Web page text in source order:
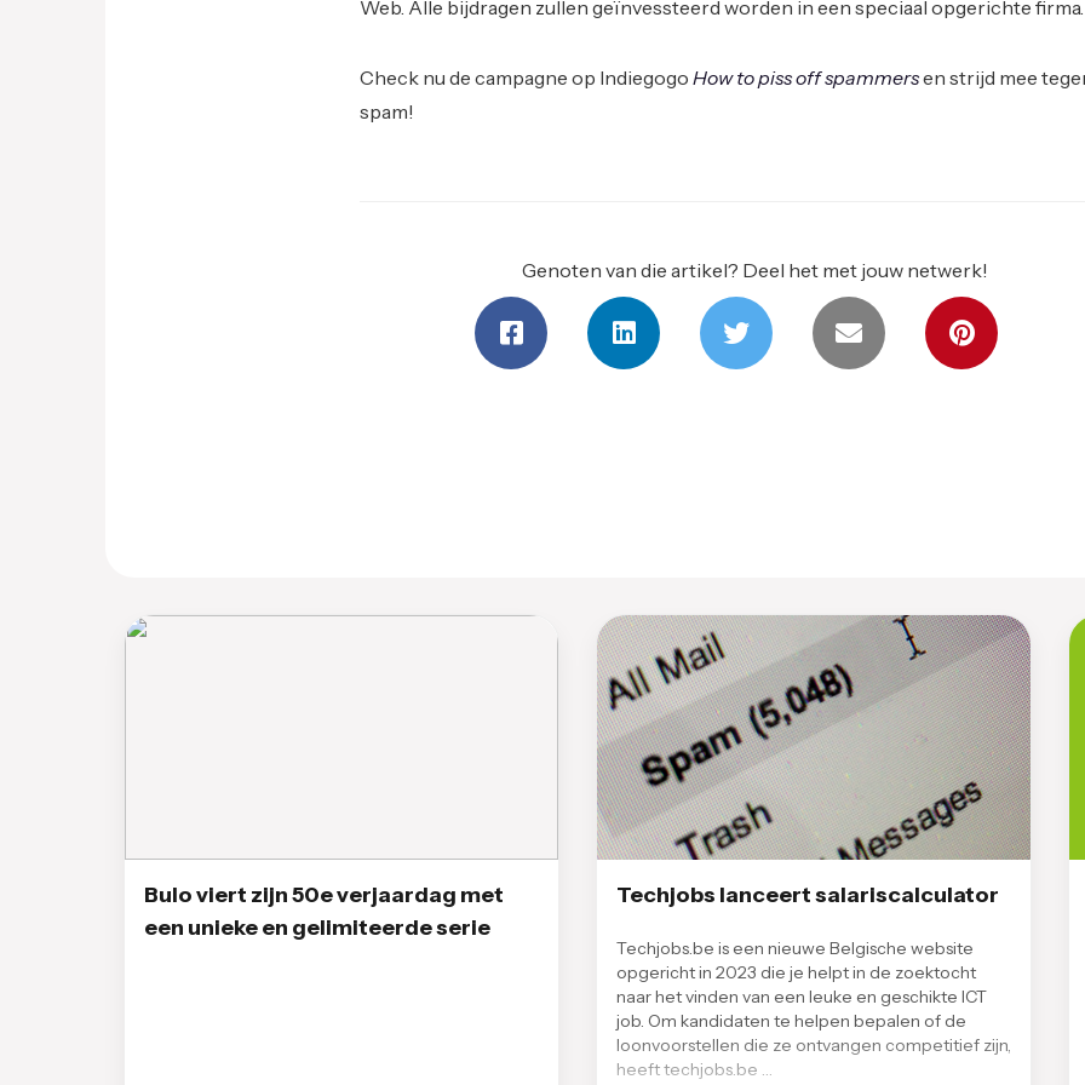
Web. Alle bijdragen zullen geïnvessteerd worden in een speciaal opgerichte firma.
Check nu de campagne op Indiegogo How to piss off spammersen strijd mee
spam!
Genoten van die artikel? Deel het met jouw netwerk!
Bulo viert zijn 50e verjaardag met
een unieke en gelimiteerde serie
Techjobs lanceert salariscalculator
Techjobs.be is een nieuwe Belgische website
opgericht in 2023 die je helpt in de zoektocht
naar het vinden van een leuke en geschikte ICT
job. Om kandidaten te helpen bepalen of de
loonvoorstellen die ze ontvangen competitief zijn,
heeft techjobs.be …